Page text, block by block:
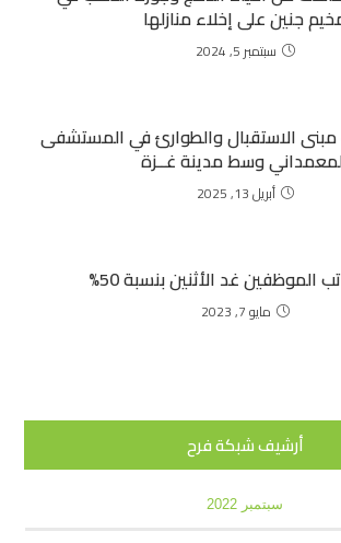
جنين على إخلاء منازلها
سبتمبر 5, 2024
الاستقبال والطوارئ في المستشفى
وسط مدينة غــزة
أبريل 13, 2025
الموظفين غد الأثنين بنسبة 50%
مايو 7, 2023
أرشيف شبكة فرح
سبتمبر 2022